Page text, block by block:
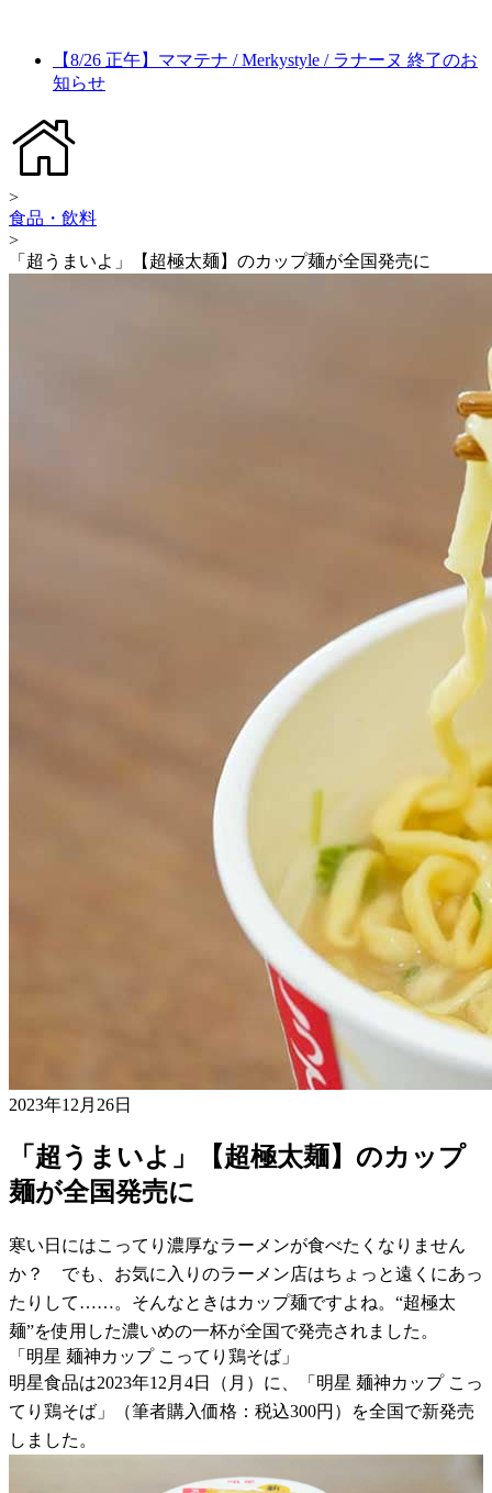
【8/26 正午】ママテナ / Merkystyle / ラナーヌ 終了のお
知らせ
>
食品・飲料
>
「超うまいよ」【超極太麺】のカップ麺が全国発売に
2023年12月26日
「超うまいよ」【超極太麺】のカップ
麺が全国発売に
寒い日にはこってり濃厚なラーメンが食べたくなりません
か？ でも、お気に入りのラーメン店はちょっと遠くにあっ
たりして……。そんなときはカップ麺ですよね。“超極太
麺”を使用した濃いめの一杯が全国で発売されました。
「明星 麺神カップ こってり鶏そば」
明星食品は2023年12月4日（月）に、「明星 麺神カップ こっ
てり鶏そば」（筆者購入価格：税込300円）を全国で新発売
しました。